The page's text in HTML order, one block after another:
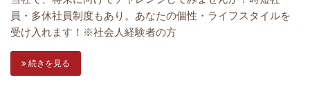
員・多休社員制度もあり。あなたの個性・ライフスタイルを
受け入れます！※社会人経験者の方
続きを見る